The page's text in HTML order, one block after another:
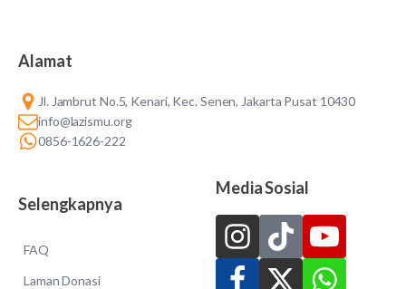
Alamat
Jl. Jambrut No.5, Kenari, Kec. Senen, Jakarta Pusat 10430
info@lazismu.org
0856-1626-222
Selengkapnya
FAQ
Laman Donasi
Media Sosial